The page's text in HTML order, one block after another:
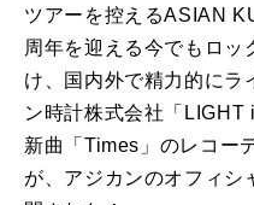
ツアーを控えるASIAN
周年を迎える今でもロッ
け、国内外で精力的にラ
ン時計株式会社「
新曲「Times」のレコー
が、アジカンのオフィシ